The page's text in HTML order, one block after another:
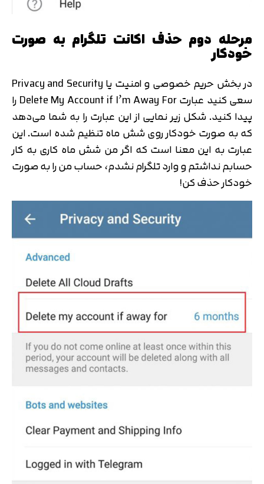
مرحله دوم حذف اکانت تلگرام به صورت
خودکار
در بخش حریم خصوصی و امنیت یا Privacy and Security
سعی کنید عبارت Delete My Account if I’m Away For را
پیدا کنید. شکل زیر نمایی از این عبارت را به شما می‌دهد
که به صورت خودکار روی شش ماه تنظیم شده است. این
عبارت به این معنا است که اگر من شش ماه کاری به کار
حسابم نداشتم و وارد تلگرام نشدم، حساب من را به صورت
خودکار حذف کن!